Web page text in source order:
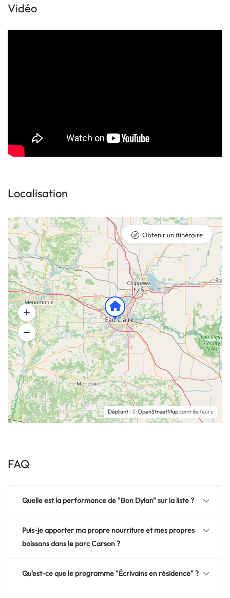
Vidéo
Localisation
Dépliant | ©OpenStreetMapcontributeurs
Obtenir un itinéraire
FAQ
Quelle est la performance de "Bon Dylan" sur la liste ?
Puis-je apporter ma propre nourriture et mes propres
boissons dans le parc Carson ?
Qu'est-ce que le programme "Écrivains en résidence" ?